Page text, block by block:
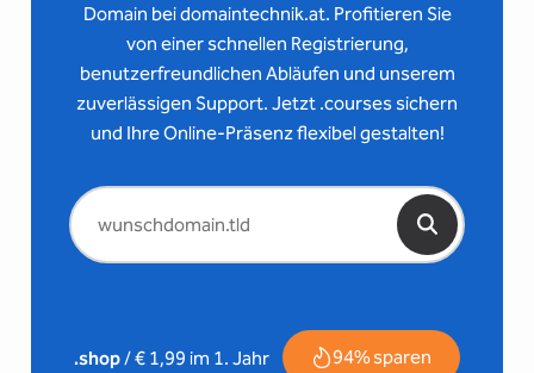
Domain bei domaintechnik.at. Profitieren Sie
von einer schnellen Registrierung,
benutzerfreundlichen Abläufen und unserem
zuverlässigen Support. Jetzt .courses sichern
und Ihre Online-Präsenz flexibel gestalten!
.shop/ € 1,99 im 1. Jahr 94% sparen